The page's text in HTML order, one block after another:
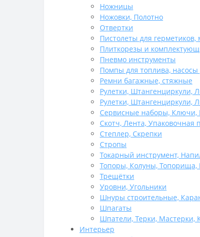
Ножницы
Ножовки, Полотно
Отвертки
Пистолеты для
Плиткорезы и
Пневмо инструменты
Помпы для топлива, насосы
Ремни багажные, стяжные
Рулетки, Штангенциркули,
Рулетки, Штангенциркули,
Сервисные наборы, Ключи,
Скотч, Лента, Упаковочная
Степлер, Скрепки
Стропы
Токарный инструмент,
Топоры, Колуны, Топорища,
Трещётки
Уровни, Угольники
Шнуры строительные,
Шпагаты
Шпатели, Терки, Мастерки,
Интерьер